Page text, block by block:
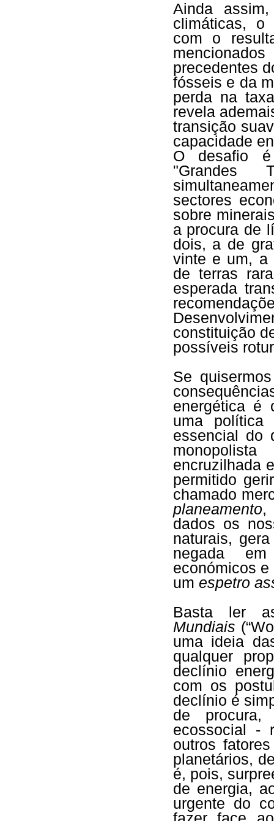
Ainda
climáticas, o
com o
precedentes
fósseis e da
perda na
revela
transição
capacidade
O desafio
"Grandes
sectores
sobre
a procura de
dois, a de
vinte e um, a
de terras
esperada
constituição
possíveis
Se
energética é
uma política
essencial do
encruzilhada
permitido
chamado
planeamento,
dados os
naturais,
negada
económicos
um espetro
Basta ler
Mundiais
uma ideia
qualquer
declínio
com os
declínio é
de procura,
ecossocial -
outros
planetários,
é, pois,
de energia,
urgente do